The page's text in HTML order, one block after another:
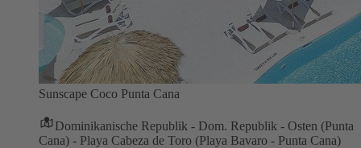
Sunscape Coco Punta Cana
Dominikanische Republik - Dom. Republik - Osten (Punta
Cana) - Playa Cabeza de Toro (Playa Bavaro - Punta Cana)